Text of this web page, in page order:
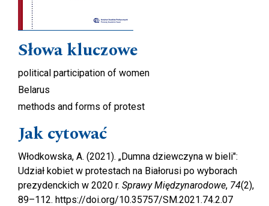
Słowa kluczowe
political participation of women
Belarus
methods and forms of protest
Jak cytować
Włodkowska, A. (2021). „Dumna dziewczyna w bieli":
Udział kobiet w protestach na Białorusi po wyborach
prezydenckich w 2020 r. Sprawy Międzynarodowe, 74(2),
89–112. https://doi.org/10.35757/SM.2021.74.2.07